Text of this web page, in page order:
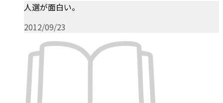
人選が面白い。
2012/09/23